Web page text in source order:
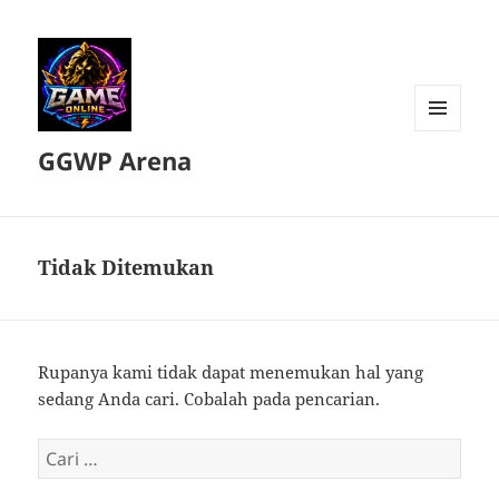
GGWP Arena
Tidak Ditemukan
Rupanya kami tidak dapat menemukan hal yang
sedang Anda cari. Cobalah pada pencarian.
Cari
untuk: